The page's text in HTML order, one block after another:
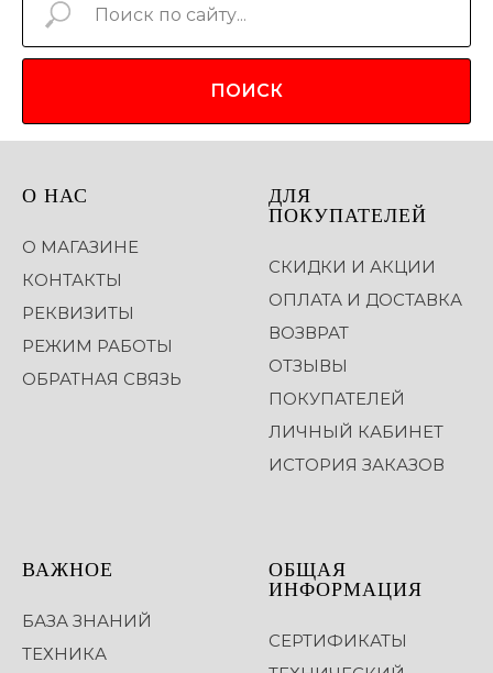
ПОИСК
О НАС
О МАГАЗИНЕ
КОНТАКТЫ
РЕКВИЗИТЫ
РЕЖИМ РАБОТЫ
ОБРАТНАЯ СВЯЗЬ
ДЛЯ
ПОКУПАТЕЛЕЙ
СКИДКИ И АКЦИИ
ОПЛАТА И ДОСТАВКА
ВОЗВРАТ
ОТЗЫВЫ
ПОКУПАТЕЛЕЙ
ЛИЧНЫЙ КАБИНЕТ
ИСТОРИЯ ЗАКАЗОВ
ВАЖНОЕ
БАЗА ЗНАНИЙ
ТЕХНИКА
ОБЩАЯ
ИНФОРМАЦИЯ
СЕРТИФИКАТЫ